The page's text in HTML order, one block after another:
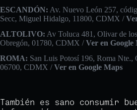
ESCANDÓN: Av. Nuevo León 257,
Secc, Miguel Hidalgo, 11800, CDMX /
ALTOLIVO: Av Toluca 481, Olivar de
Obregón, 01780, CDMX /Ver en Google
ROMA: San Luis Potosí 196, Roma Nte.,
06700, CDMX /Ver en Google Maps
También es sano consumir